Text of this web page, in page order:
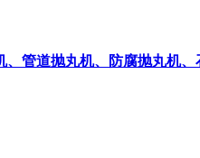
管道抛丸机、防腐抛丸机